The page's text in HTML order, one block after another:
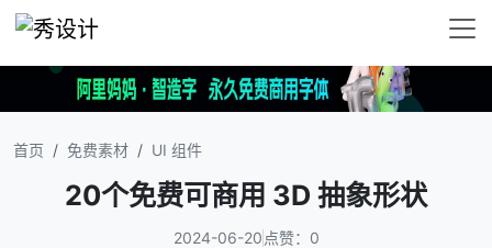
首页 免费素材 UI 组件
20个免费可商用 3D 抽象形状
2024-06-20 点赞：0